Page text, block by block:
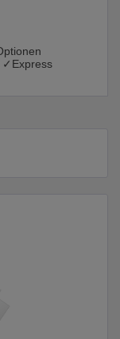
✓Express